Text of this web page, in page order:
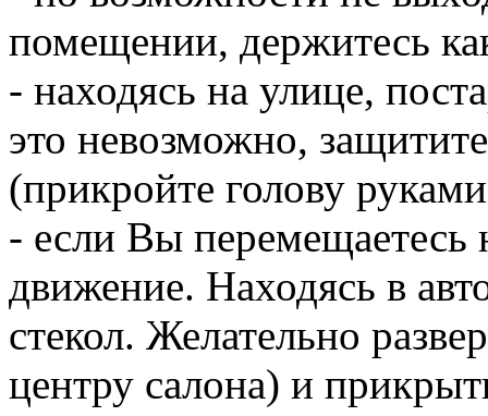
помещении, держитесь
- находясь на улице,
это невозможно,
(прикройте голову
- если Вы перемещаетесь
движение. Находясь в
стекол. Желательно
центру салона) и